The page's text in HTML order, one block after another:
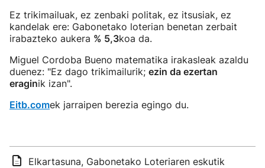
Ez trikimailuak, ez zenbaki politak, ez itsusiak, ez
kandelak ere: Gabonetako loterian benetan zerbait
irabazteko aukera % 5,3koa da.
Miguel Cordoba Bueno matematika irakasleak azaldu
duenez: "Ez dago trikimailurik; ezin da ezertan
eraginik izan".
Eitb.comek jarraipen berezia egingo du.
Elkartasuna, Gabonetako Loteriaren eskutik